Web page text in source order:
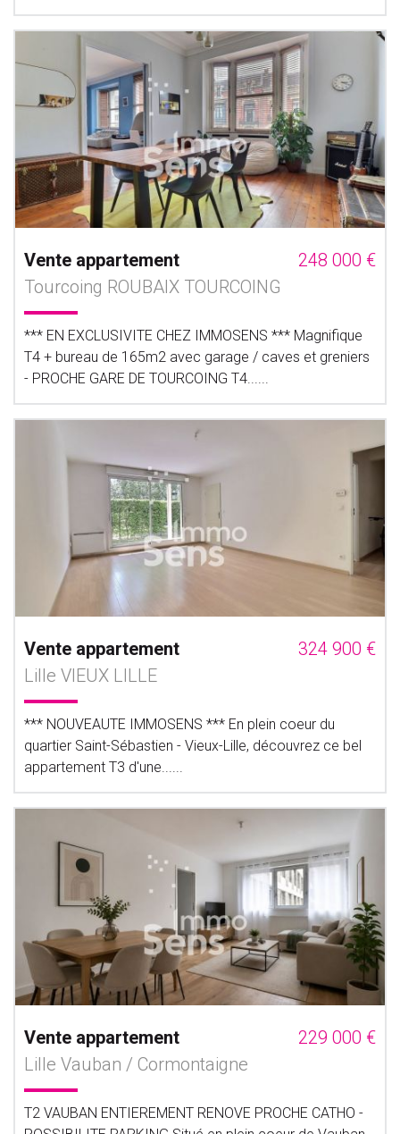
Vente appartement
248 000 €
Tourcoing ROUBAIX TOURCOING
*** EN EXCLUSIVITE CHEZ IMMOSENS *** Magnifique
T4 + bureau de 165m2 avec garage / caves et greniers
- PROCHE GARE DE TOURCOING T4......
Vente appartement
324 900 €
Lille VIEUX LILLE
*** NOUVEAUTE IMMOSENS *** En plein coeur du
quartier Saint-Sébastien - Vieux-Lille, découvrez ce bel
appartement T3 d'une......
Vente appartement
229 000 €
Lille Vauban / Cormontaigne
T2 VAUBAN ENTIEREMENT RENOVE PROCHE CATHO -